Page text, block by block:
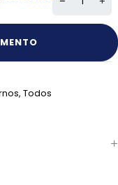
, Todos